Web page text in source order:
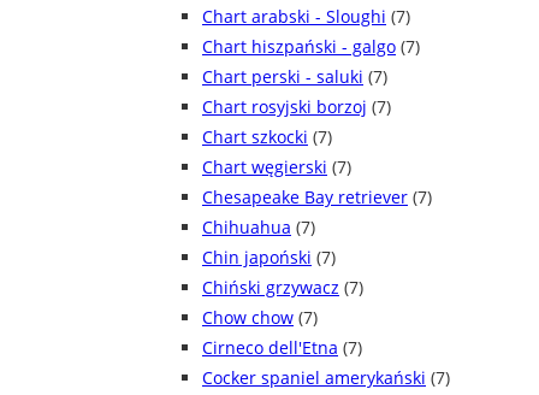
Chart arabski - Sloughi (7)
Chart hiszpański - galgo (7)
Chart perski - saluki (7)
Chart rosyjski borzoj (7)
Chart szkocki (7)
Chart węgierski (7)
Chesapeake Bay retriever (7)
Chihuahua (7)
Chin japoński (7)
Chiński grzywacz (7)
Chow chow (7)
Cirneco dell'Etna (7)
Cocker spaniel amerykański (7)